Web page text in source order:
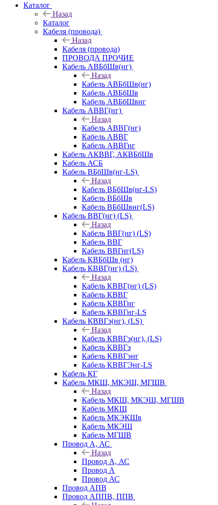
Каталог
Назад
Каталог
Кабеля (провода)
Назад
Кабеля (провода)
ПРОВОДА ПРОЧИЕ
Кабель АВБбШв(нг)
Назад
Кабель АВБбШв(нг)
Кабель АВБбШв
Кабель АВБбШвнг
Кабель АВВГ(нг)
Назад
Кабель АВВГ(нг)
Кабель АВВГ
Кабель АВВГнг
Кабель АКВВГ, АКВБбШв
Кабель АСБ
Кабель ВБбШв(нг-LS)
Назад
Кабель ВБбШв(нг-LS)
Кабель ВБбШв
Кабель ВБбШвнг(LS)
Кабель ВВГ(нг) (LS)
Назад
Кабель ВВГ(нг) (LS)
Кабель ВВГ
Кабель ВВГнг(LS)
Кабель КВБбШв (нг)
Кабель КВВГ(нг) (LS)
Назад
Кабель КВВГ(нг) (LS)
Кабель КВВГ
Кабель КВВГнг
Кабель КВВГнг-LS
Кабель КВВГэ(нг), (LS)
Назад
Кабель КВВГэ(нг), (LS)
Кабель КВВГэ
Кабель КВВГэнг
Кабель КВВГЭнг-LS
Кабель КГ
Кабель МКШ, МКЭШ, МГШВ
Назад
Кабель МКШ, МКЭШ, МГШВ
Кабель МКШ
Кабель МКЭКШв
Кабель МКЭШ
Кабель МГШВ
Провод А, АС
Назад
Провод А, АС
Провод А
Провод АС
Провод АПВ
Провод АППВ, ППВ